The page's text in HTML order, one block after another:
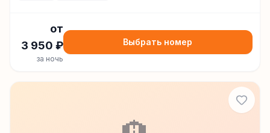
от
3 950 ₽
за ночь
Выбрать номер